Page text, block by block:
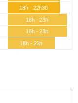
18h - 22h30
18h - 23h
18h - 23h
18h - 22h